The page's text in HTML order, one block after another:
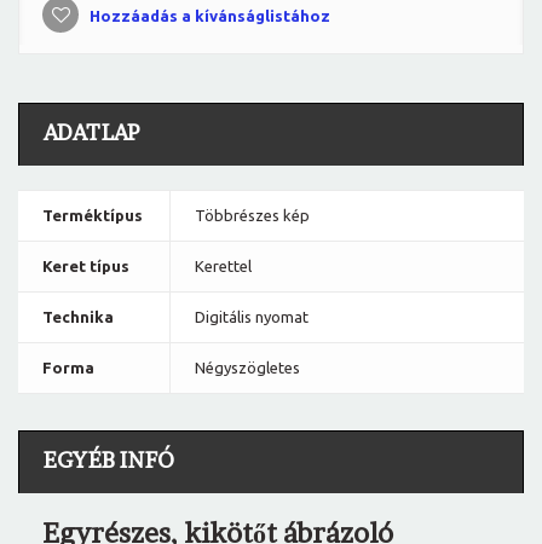
Hozzáadás a kívánságlistához
ADATLAP
Terméktípus Többrészes kép
Keret típus Kerettel
Technika Digitális nyomat
Forma Négyszögletes
EGYÉB INFÓ
Egyrészes, kikötőt ábrázoló